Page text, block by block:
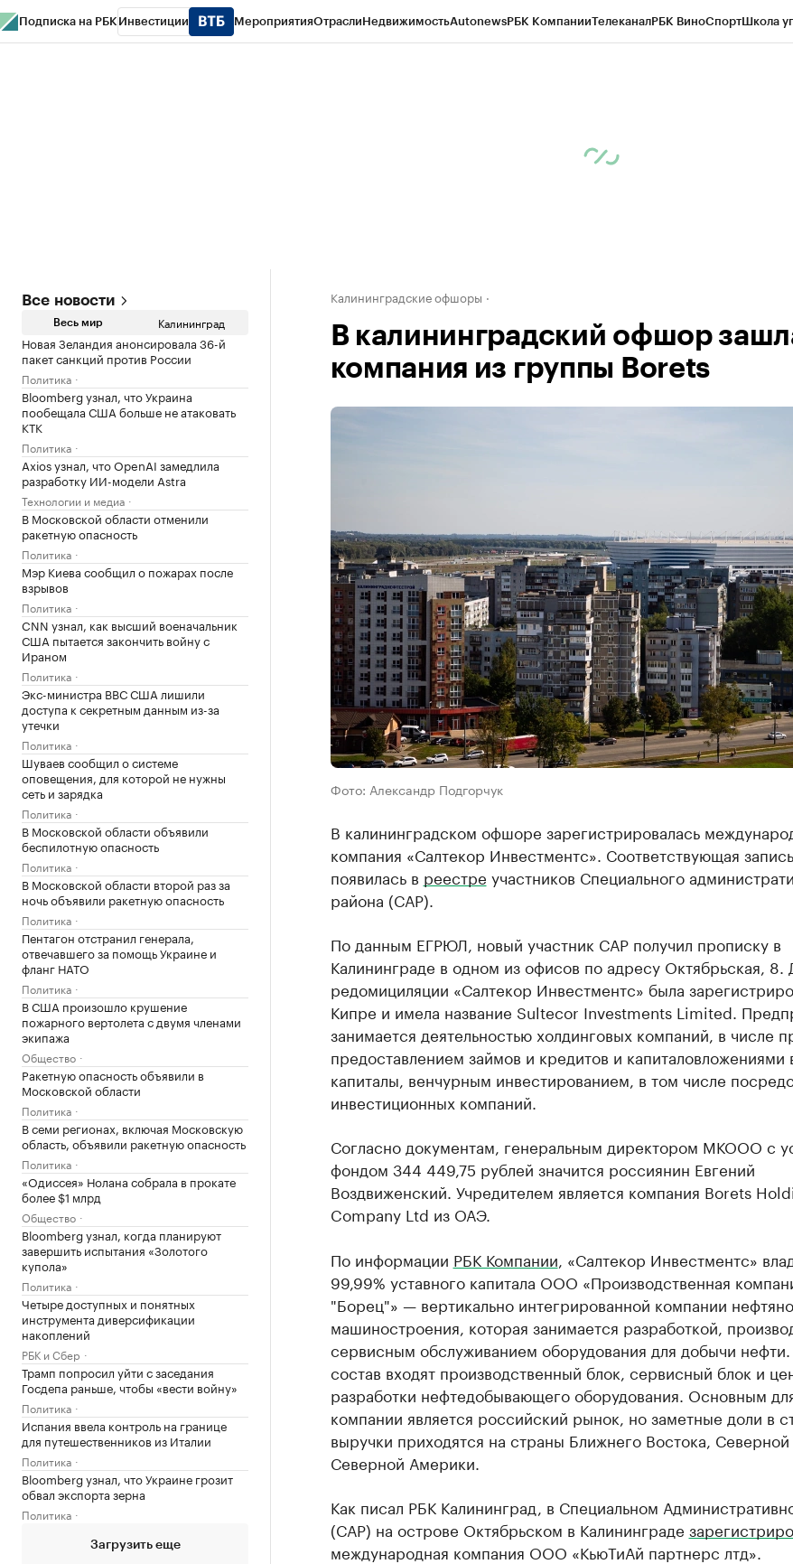
Подписка на РБК Инвестиции МероприятияОтраслиНедвижимостьAutonewsРБК КомпанииТелеканалРБК ВиноСпортШкола
Все новости
Весь мир Калининград
Новая Зеландия анонсировала 36-й
пакет санкций против России
Политика
Bloomberg узнал, что Украина
пообещала США больше не атаковать
КТК
Политика
Axios узнал, что OpenAI замедлила
разработку ИИ-модели Astra
Технологии и медиа
В Московской области отменили
ракетную опасность
Политика
Мэр Киева сообщил о пожарах после
взрывов
Политика
CNN узнал, как высший военачальник
США пытается закончить войну с
Ираном
Политика
Экс-министра ВВС США лишили
доступа к секретным данным из-за
утечки
Политика
Шуваев сообщил о системе
оповещения, для которой не нужны
сеть и зарядка
Политика
В Московской области объявили
беспилотную опасность
Политика
В Московской области второй раз за
ночь объявили ракетную опасность
Политика
Пентагон отстранил генерала,
отвечавшего за помощь Украине и
фланг НАТО
Политика
В США произошло крушение
пожарного вертолета с двумя членами
экипажа
Общество
Ракетную опасность объявили в
Московской области
Политика
В семи регионах, включая Московскую
область, объявили ракетную опасность
Политика
«Одиссея» Нолана собрала в прокате
более $1 млрд
Общество
Bloomberg узнал, когда планируют
завершить испытания «Золотого
купола»
Политика
Четыре доступных и понятных
инструмента диверсификации
накоплений
РБК и Сбер
Трамп попросил уйти с заседания
Госдепа раньше, чтобы «вести войну»
Политика
Испания ввела контроль на границе
для путешественников из Италии
Политика
Bloomberg узнал, что Украине грозит
обвал экспорта зерна
Политика
Загрузить еще
Калининградские офшоры
В калининградский офшор
компания из группы Borets
Фото: Александр Подгорчук
В калининградском офшоре зарегистрировалась
компания «Салтекор Инвестментс». Соответствующая запись
появилась в реестре участников Специального
района (САР).
По данным ЕГРЮЛ, новый участник САР получил прописку в
Калининграде в одном из офисов по адресу Октябрьская, 8.
редомициляции «Салтекор Инвестментс» была
Кипре и имела название Sultecor Investments Limited.
занимается деятельностью холдинговых компаний, в числе
предоставлением займов и кредитов и капиталовложениями
капиталы, венчурным инвестированием, в том числе
инвестиционных компаний.
Согласно документам, генеральным директором МКООО с
фондом 344 449,75 рублей значится россиянин Евгений
Воздвиженский. Учредителем является компания Borets
Company Ltd из ОАЭ.
По информации РБК Компании , «Салтекор Инвестментс»
99,99% уставного капитала ООО «Производственная
"Борец"» — вертикально интегрированной компании
машиностроения, которая занимается разработкой,
сервисным обслуживанием оборудования для добычи
состав входят производственный блок, сервисный блок и
разработки нефтедобывающего оборудования. Основным
компании является российский рынок, но заметные доли в
выручки приходятся на страны Ближнего Востока,
Северной Америки.
Как писал РБК Калининград, в Специальном
(САР) на острове Октябрьском в Калининграде
международная компания ООО «КьюТиАй партнерс лтд».